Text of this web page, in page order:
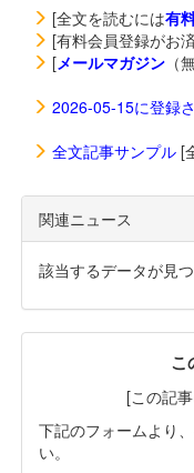
[全文を読むには有
[有料会員登録がお
[メールマガジン（
2026-05-15に登録
全文記事サンプル[
関連ニュース
該当するデータが見
こ
[この記
下記のフォームより
い。